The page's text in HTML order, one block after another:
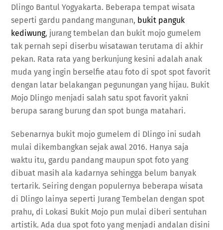
Dlingo Bantul Yogyakarta. Beberapa tempat wisata
seperti gardu pandang mangunan, bukit panguk
kediwung, jurang tembelan dan bukit mojo gumelem
tak pernah sepi diserbu wisatawan terutama di akhir
pekan. Rata rata yang berkunjung kesini adalah anak
muda yang ingin berselfie atau foto di spot spot favorit
dengan latar belakangan pegunungan yang hijau. Bukit
Mojo Dlingo menjadi salah satu spot favorit yakni
berupa sarang burung dan spot bunga matahari.
Sebenarnya bukit mojo gumelem di Dlingo ini sudah
mulai dikembangkan sejak awal 2016. Hanya saja
waktu itu, gardu pandang maupun spot foto yang
dibuat masih ala kadarnya sehingga belum banyak
tertarik. Seiring dengan populernya beberapa wisata
di Dlingo lainya seperti Jurang Tembelan dengan spot
prahu, di Lokasi Bukit Mojo pun mulai diberi sentuhan
artistik. Ada dua spot foto yang menjadi andalan disini